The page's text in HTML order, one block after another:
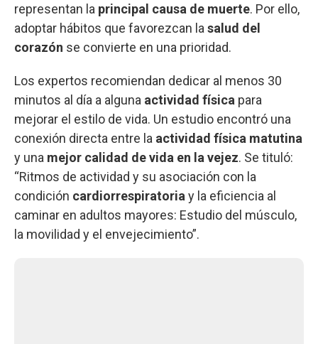
representan la principal causa de muerte. Por ello,
adoptar hábitos que favorezcan la salud del
corazón se convierte en una prioridad.
Los expertos recomiendan dedicar al menos 30
minutos al día a alguna actividad física para
mejorar el estilo de vida. Un estudio encontró una
conexión directa entre la actividad física matutina
y una mejor calidad de vida en la vejez. Se tituló:
“Ritmos de actividad y su asociación con la
condición cardiorrespiratoria y la eficiencia al
caminar en adultos mayores: Estudio del músculo,
la movilidad y el envejecimiento”.